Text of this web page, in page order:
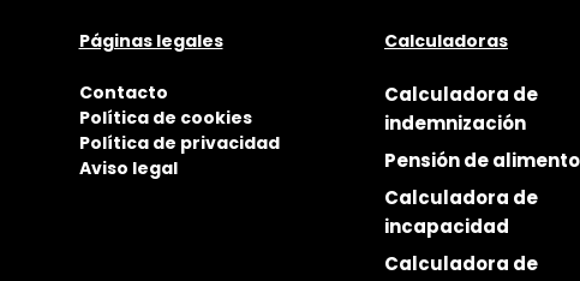
Páginas legales
Contacto
Política de cookies
Política de privacidad
Aviso legal
Calculadoras
Calculadora de
indemnización
Pensión de
Calculadora de
incapacidad
Calculadora de